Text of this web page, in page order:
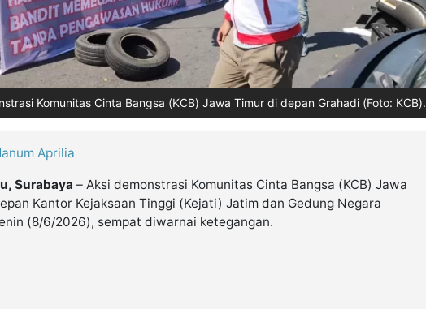
Komunitas Cinta Bangsa (KCB) Jawa Timur di depan Grahadi (Foto: KCB).
Aprilia
Surabaya – Aksi demonstrasi Komunitas Cinta Bangsa (KCB) Jawa
Kantor Kejaksaan Tinggi (Kejati) Jatim dan Gedung Negara
(8/6/2026), sempat diwarnai ketegangan.